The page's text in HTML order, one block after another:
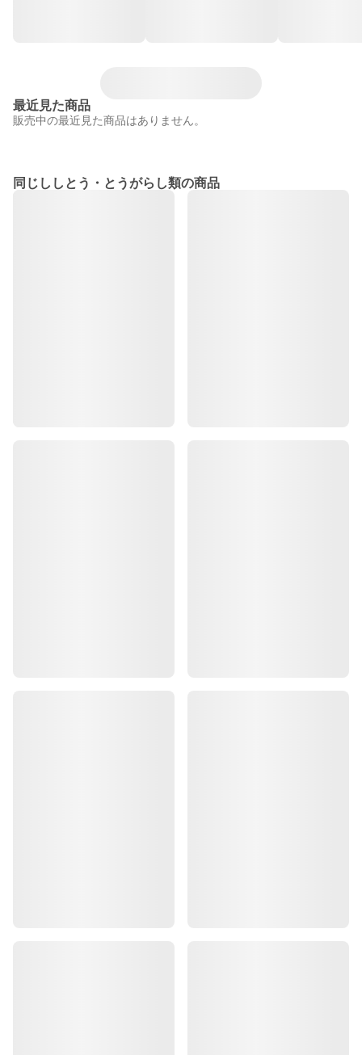
最近見た商品
販売中の最近見た商品はありません。
同じししとう・とうがらし類の商品